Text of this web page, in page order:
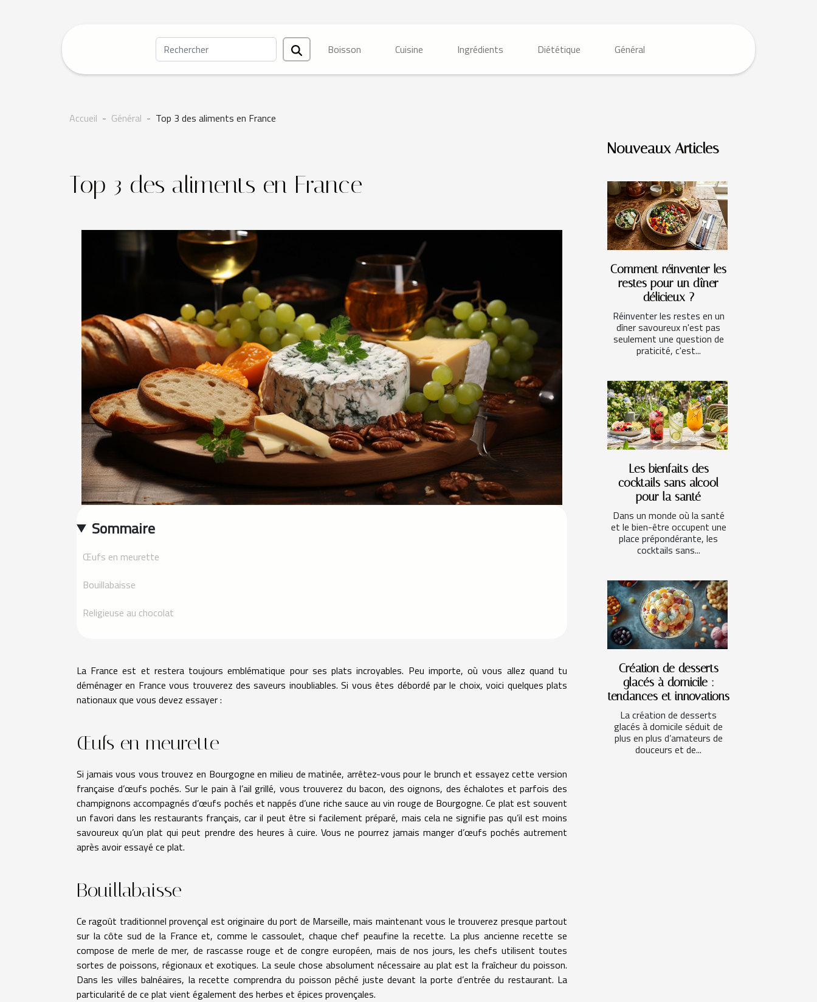
Boisson Cuisine Ingrédients Diététique Général
Accueil Général Top 3 des aliments en France
Top 3 des aliments en France
Sommaire
Œufs en meurette
Bouillabaisse
Religieuse au chocolat
La France est et restera toujours emblématique pour ses plats incroyables. Peu importe, où vous allez quand tu
déménager en France vous trouverez des saveurs inoubliables. Si vous êtes débordé par le choix, voici quelques plats
nationaux que vous devez essayer :
Œufs en meurette
Si jamais vous vous trouvez en Bourgogne en milieu de matinée, arrêtez-vous pour le brunch et essayez cette version
française d’œufs pochés. Sur le pain à l’ail grillé, vous trouverez du bacon, des oignons, des échalotes et parfois des
champignons accompagnés d’œufs pochés et nappés d’une riche sauce au vin rouge de Bourgogne. Ce plat est souvent
un favori dans les restaurants français, car il peut être si facilement préparé, mais cela ne signifie pas qu’il est moins
savoureux qu’un plat qui peut prendre des heures à cuire. Vous ne pourrez jamais manger d’œufs pochés autrement
après avoir essayé ce plat.
Bouillabaisse
Ce ragoût traditionnel provençal est originaire du port de Marseille, mais maintenant vous le trouverez presque partout
sur la côte sud de la France et, comme le cassoulet, chaque chef peaufine la recette. La plus ancienne recette se
compose de merle de mer, de rascasse rouge et de congre européen, mais de nos jours, les chefs utilisent toutes
sortes de poissons, régionaux et exotiques. La seule chose absolument nécessaire au plat est la fraîcheur du poisson.
Dans les villes balnéaires, la recette comprendra du poisson pêché juste devant la porte d’entrée du restaurant. La
particularité de ce plat vient également des herbes et épices provençales.
Nouveaux Articles
Comment réinventer les
restes pour un dîner
délicieux ?
Réinventer les restes en un
dîner savoureux n'est pas
seulement une question de
praticité, c'est...
Les bienfaits des
cocktails sans alcool
pour la santé
Dans un monde où la santé
et le bien-être occupent une
place prépondérante, les
cocktails sans...
Création de desserts
glacés à domicile :
tendances et innovations
La création de desserts
glacés à domicile séduit de
plus en plus d’amateurs de
douceurs et de...